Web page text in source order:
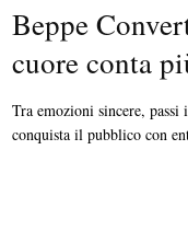
Beppe
cuore conta
Tra emozioni sincere,
conquista il pubblico con